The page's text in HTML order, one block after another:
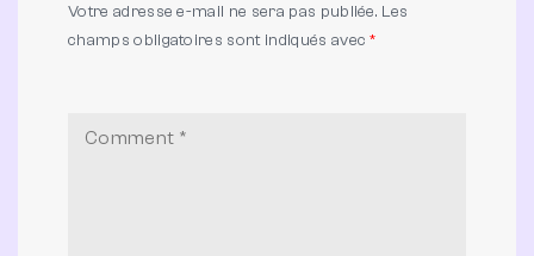
Votre adresse e-mail ne sera pas publiée. Les
champs obligatoires sont indiqués avec*